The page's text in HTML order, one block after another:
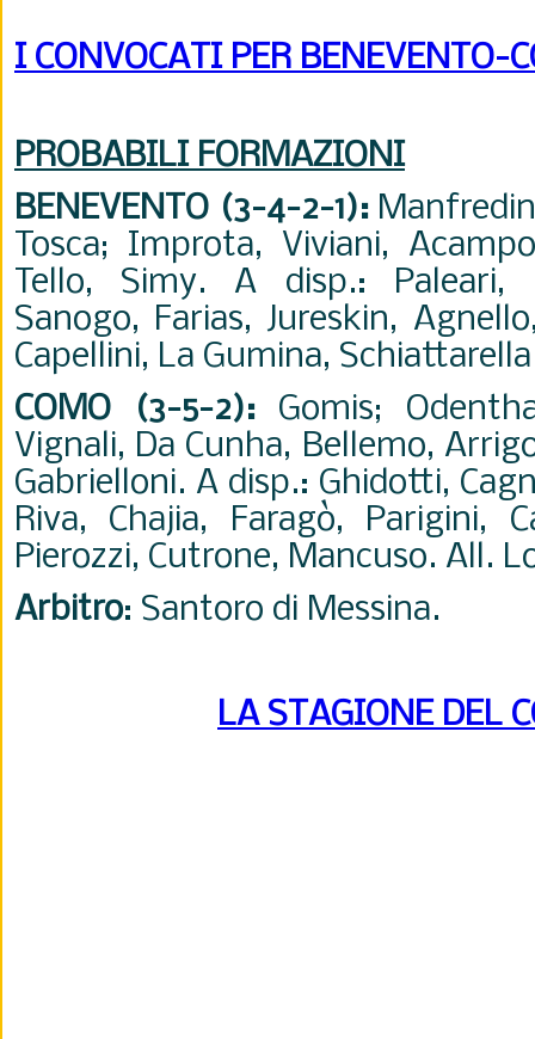
I CONVOCATI PER BENEVENTO-
PROBABILI FORMAZIONI
BENEVENTO (3-4-2-1):
Tosca; Improta, Viviani,
Tello, Simy. A disp.: Paleari,
Sanogo, Farias, Jureskin,
Capellini, La Gumina,
COMO (3-5-2): Gomis;
Vignali, Da Cunha, Bellemo,
Gabrielloni. A disp.: Ghidotti,
Riva, Chajia, Faragò, Parigini,
Pierozzi, Cutrone, Mancuso. All.
Arbitro: Santoro di Messina.
LA STAGIONE DEL